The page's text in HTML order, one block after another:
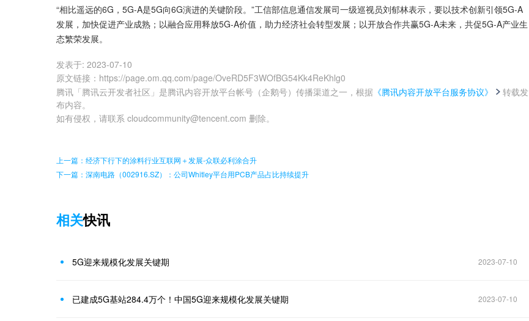
“相比遥远的6G，5G-A是5G向6G演进的关键阶段。”工信部信息通信发展司一级巡视员刘郁林表示，要以技术创新引领5G-A
发展，加快促进产业成熟；以融合应用释放5G-A价值，助力经济社会转型发展；以开放合作共赢5G-A未来，共促5G-A产业生
态繁荣发展。
发表于: 2023-07-10
原文链接 ： https://page.om.qq.com/page/OveRD5F3WOfBG54Kk4ReKhlg0
腾讯「腾讯云开发者社区」是腾讯内容开放平台帐号（企鹅号）传播渠道之一，根据 《腾讯内容开放平台服务协议》
转载发
布内容。
如有侵权，请联系 cloudcommunity@tencent.com 删除。
上一篇：经济下行下的涂料行业互联网＋发展-众联必利涂合升
下一篇：深南电路（002916.SZ）：公司Whitley平台用PCB产品占比持续提升
相关快讯
5G迎来规模化发展关键期 2023-07-10
已建成5G基站284.4万个！中国5G迎来规模化发展关键期 2023-07-10